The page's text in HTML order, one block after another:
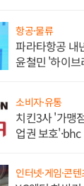
항공·물류
파라타항공 내
윤철민 '하이
소비자·유통
치킨3사 '가맹
업권 보호
인터넷·게임·콘